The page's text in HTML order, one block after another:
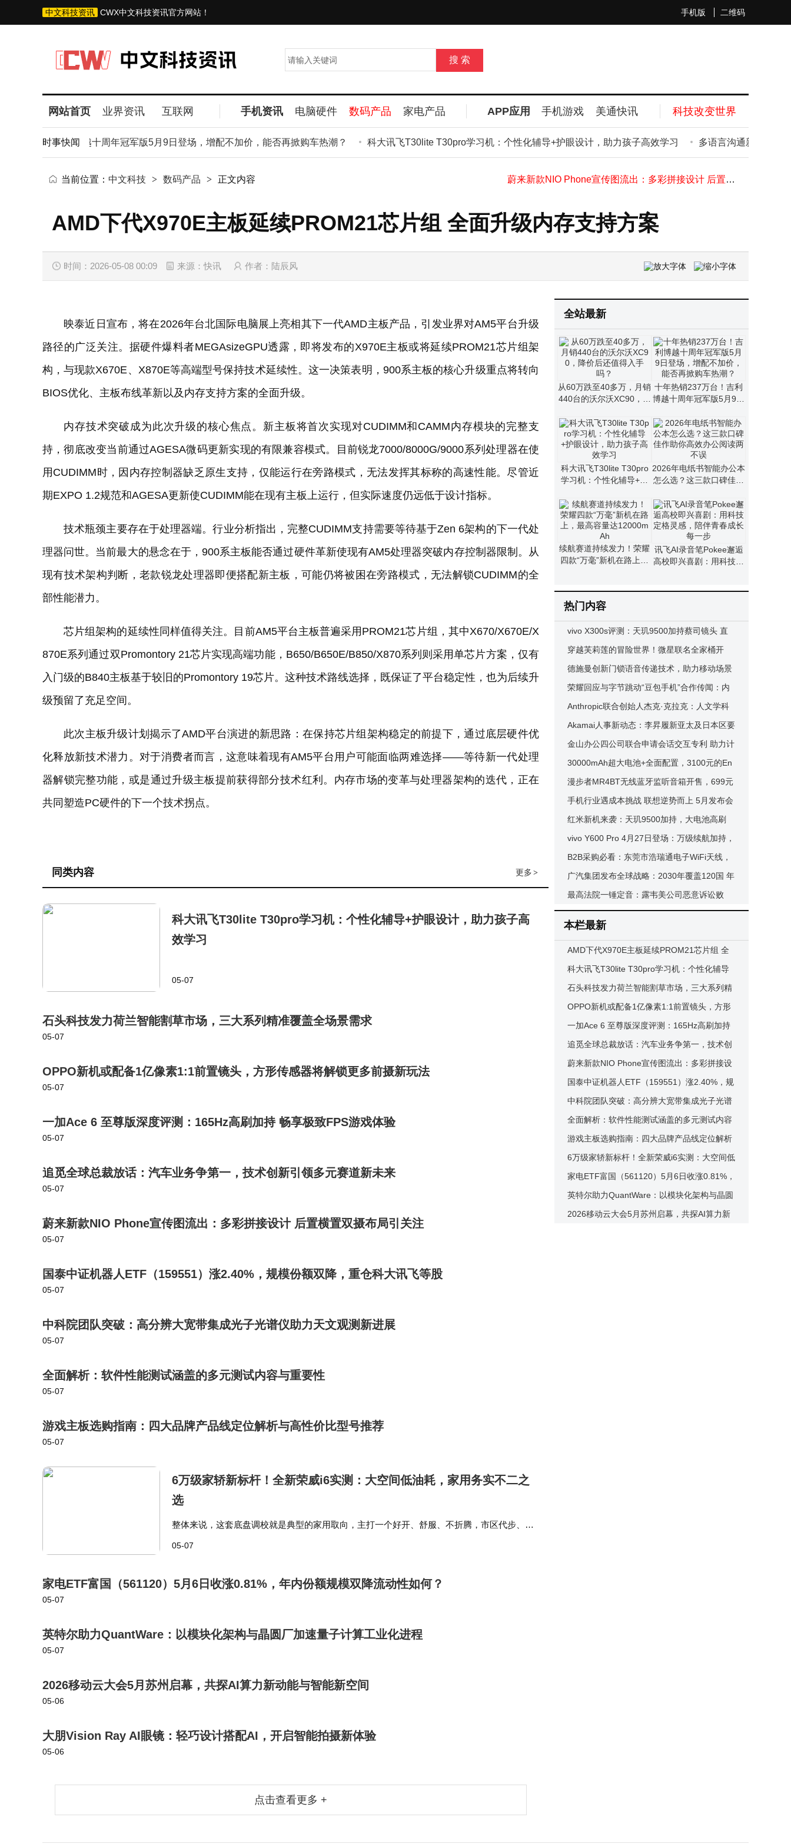
手机版 二维码
中文科技资讯 CWX中文科技资讯官方网站！
网站首页 业界资讯 互联网 手机资讯 电脑硬件 数码产品 家电产品 APP应用 手机游戏 美通快讯 科技改变世界
时事快闻
万台！吉利博越十周年冠军版5月9日登场，增配不加价，能否再掀购车热潮？ 科大讯飞T30lite T30pro学习机：个性化辅导+护眼设计，助力孩子高效学习 多语言沟通新选择！科
石头科技发力荷兰智能割草市场，三大系列精准覆盖全场景需求
OPPO新机或配备1亿像素1:1前置镜头，方形传感器将解锁更多前摄新玩法
一加Ace 6 至尊版深度评测：165Hz高刷加持 畅享极致FPS游戏体验
追觅全球总裁放话：汽车业务争第一，技术创新引领多元赛道新未来
国泰中证机器人ETF（159551）涨2.40%，规模份额双降，重仓科大讯飞等股
全面解析：软件性能测试涵盖的多元测试内容与重要性
当前位置： 中文科技 > 数码产品 > 正文内容
AMD下代X970E主板延续PROM21芯片组 全面升级内存支持方案
时间：2026-05-08 00:09 来源：快讯 作者：陆辰风
映泰近日宣布，将在2026年台北国际电脑展上亮相其下一代AMD主板产品，引发业界对AM5平台升级
路径的广泛关注。据硬件爆料者MEGAsizeGPU透露，即将发布的X970E主板或将延续PROM21芯片组架
构，与现款X670E、X870E等高端型号保持技术延续性。这一决策表明，900系主板的核心升级重点将转向
BIOS优化、主板布线革新以及内存支持方案的全面升级。
内存技术突破成为此次升级的核心焦点。新主板将首次实现对CUDIMM和CAMM内存模块的完整支
持，彻底改变当前通过AGESA微码更新实现的有限兼容模式。目前锐龙7000/8000G/9000系列处理器在使
用CUDIMM时，因内存控制器缺乏原生支持，仅能运行在旁路模式，无法发挥其标称的高速性能。尽管近
期EXPO 1.2规范和AGESA更新使CUDIMM能在现有主板上运行，但实际速度仍远低于设计指标。
技术瓶颈主要存在于处理器端。行业分析指出，完整CUDIMM支持需要等待基于Zen 6架构的下一代处
理器问世。当前最大的悬念在于，900系主板能否通过硬件革新使现有AM5处理器突破内存控制器限制。从
现有技术架构判断，老款锐龙处理器即便搭配新主板，可能仍将被困在旁路模式，无法解锁CUDIMM的全
部性能潜力。
芯片组架构的延续性同样值得关注。目前AM5平台主板普遍采用PROM21芯片组，其中X670/X670E/X
870E系列通过双Promontory 21芯片实现高端功能，B650/B650E/B850/X870系列则采用单芯片方案，仅有
入门级的B840主板基于较旧的Promontory 19芯片。这种技术路线选择，既保证了平台稳定性，也为后续升
级预留了充足空间。
此次主板升级计划揭示了AMD平台演进的新思路：在保持芯片组架构稳定的前提下，通过底层硬件优
化释放新技术潜力。对于消费者而言，这意味着现有AM5平台用户可能面临两难选择——等待新一代处理
器解锁完整功能，或是通过升级主板提前获得部分技术红利。内存市场的变革与处理器架构的迭代，正在
共同塑造PC硬件的下一个技术拐点。
更多 >
同类内容
科大讯飞T30lite T30pro学习机：个性化辅导+护眼设计，助力孩子高
效学习
05-07
石头科技发力荷兰智能割草市场，三大系列精准覆盖全场景需求
05-07
OPPO新机或配备1亿像素1:1前置镜头，方形传感器将解锁更多前摄新玩法
05-07
一加Ace 6 至尊版深度评测：165Hz高刷加持 畅享极致FPS游戏体验
05-07
追觅全球总裁放话：汽车业务争第一，技术创新引领多元赛道新未来
05-07
蔚来新款NIO Phone宣传图流出：多彩拼接设计 后置横置双摄布局引关注
05-07
国泰中证机器人ETF（159551）涨2.40%，规模份额双降，重仓科大讯飞等股
05-07
中科院团队突破：高分辨大宽带集成光子光谱仪助力天文观测新进展
05-07
全面解析：软件性能测试涵盖的多元测试内容与重要性
05-07
游戏主板选购指南：四大品牌产品线定位解析与高性价比型号推荐
05-07
6万级家轿新标杆！全新荣威i6实测：大空间低油耗，家用务实不二之
选
整体来说，这套底盘调校就是典型的家用取向，主打一个好开、舒服、不折腾，市区代步、高
05-07
家电ETF富国（561120）5月6日收涨0.81%，年内份额规模双降流动性如何？
05-07
英特尔助力QuantWare：以模块化架构与晶圆厂加速量子计算工业化进程
05-07
2026移动云大会5月苏州启幕，共探AI算力新动能与智能新空间
05-06
大朋Vision Ray AI眼镜：轻巧设计搭配AI，开启智能拍摄新体验
05-06
点击查看更多 +
全站最新
从60万跌至40多万，月销
440台的沃尔沃XC90，降
十年热销237万台！吉利
博越十周年冠军版5月9日
再掀购车热潮？
科大讯飞T30lite T30pro
学习机：个性化辅导+护
习
2026年电纸书智能办公本
怎么选？这三款口碑佳作
续航赛道持续发力！荣耀
四款“万毫”新机在路上，
讯飞AI录音笔Pokee邂逅
高校即兴喜剧：用科技定
热门内容
vivo X300s评测：天玑9500加持蔡司镜头 直
屏旗舰续航影像双优之选
穿越芙莉莲的冒险世界！微星联名全家桶开
箱，情怀与性能完美交融
德施曼创新门锁语音传递技术，助力移动场景
通信无缝稳定接续
荣耀回应与字节跳动“豆包手机”合作传闻：内
部确认消息不属实
Anthropic联合创始人杰克·克拉克：人文学科
在AI时代藏独特长期价值
Akamai人事新动态：李昇履新亚太及日本区要
职，助力区域业务发展
金山办公四公司联合申请会话交互专利 助力计
算机领域交互效率升级
30000mAh超大电池+全面配置，3100元的En
ergizer P30K Apex能否成户外新宠？
漫步者MR4BT无线蓝牙监听音箱开售，699元
享专业级音质体验
手机行业遇成本挑战 联想逆势而上 5月发布会
携两款新机强势入局
红米新机来袭：天玑9500加持，大电池高刷
屏，游戏党狂喜定价还亲民
vivo Y600 Pro 4月27日登场：万级续航加持，
入门中端新选择来袭
B2B采购必看：东莞市浩瑞通电子WiFi天线，
适配多场景助力业务升级
广汽集团发布全球战略：2030年覆盖120国 年
销百万 2026年海外销量冲刺25-30万
最高法院一锤定音：露韦美公司恶意诉讼败
诉，宇树科技获8万赔偿维护权益
本栏最新
AMD下代X970E主板延续PROM21芯片组 全
面升级内存支持方案
科大讯飞T30lite T30pro学习机：个性化辅导
+护眼设计，助力孩子高效学习
石头科技发力荷兰智能割草市场，三大系列精
准覆盖全场景需求
OPPO新机或配备1亿像素1:1前置镜头，方形
传感器将解锁更多前摄新玩法
一加Ace 6 至尊版深度评测：165Hz高刷加持
畅享极致FPS游戏体验
追觅全球总裁放话：汽车业务争第一，技术创
新引领多元赛道新未来
蔚来新款NIO Phone宣传图流出：多彩拼接设
计 后置横置双摄布局引关注
国泰中证机器人ETF（159551）涨2.40%，规
模份额双降，重仓科大讯飞等股
中科院团队突破：高分辨大宽带集成光子光谱
仪助力天文观测新进展
全面解析：软件性能测试涵盖的多元测试内容
与重要性
游戏主板选购指南：四大品牌产品线定位解析
与高性价比型号推荐
6万级家轿新标杆！全新荣威i6实测：大空间低
油耗，家用务实不二之选
家电ETF富国（561120）5月6日收涨0.81%，
年内份额规模双降流动性如何？
英特尔助力QuantWare：以模块化架构与晶圆
厂加速量子计算工业化进程
2026移动云大会5月苏州启幕，共探AI算力新